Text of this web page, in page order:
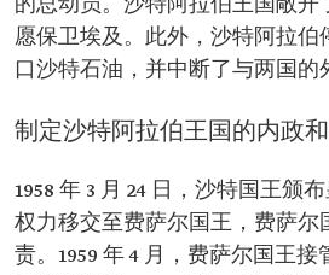
的总动员。沙特阿拉伯王国敞开
愿保卫埃及。此外，沙特阿拉伯
口沙特石油，并中断了与两国的
制定沙特阿拉伯王国的内政
1958 年 3 月 24 日，沙特国王颁
权力移交至费萨尔国王，费萨尔
责。1959 年 4 月，费萨尔国王